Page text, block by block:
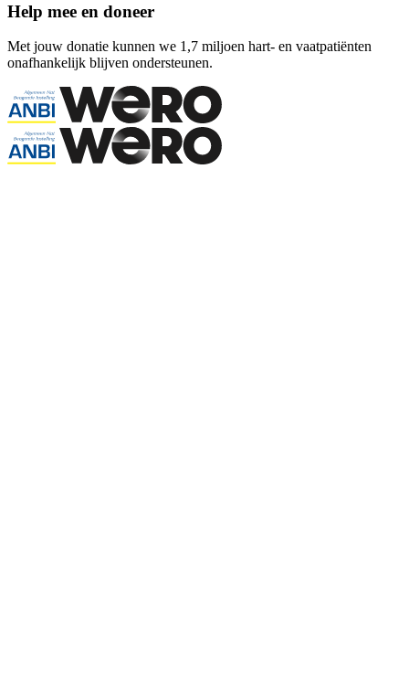
Help mee en doneer
Met jouw donatie kunnen we 1,7 miljoen hart- en vaatpatiënten
onafhankelijk blijven ondersteunen.